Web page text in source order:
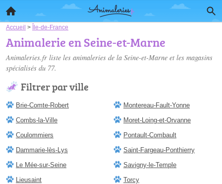
Accueil > Île-de-France
Animalerie en Seine-et-Marne
Animaleries.fr liste les animaleries de la Seine-et-Marne et les magasins
spécialisés du 77.
Filtrer par ville
Brie-Comte-Robert
Combs-la-Ville
Coulommiers
Dammarie-lès-Lys
Le Mée-sur-Seine
Lieusaint
Montereau-Fault-Yonne
Moret-Loing-et-Orvanne
Pontault-Combault
Saint-Fargeau-Ponthierry
Savigny-le-Temple
Torcy